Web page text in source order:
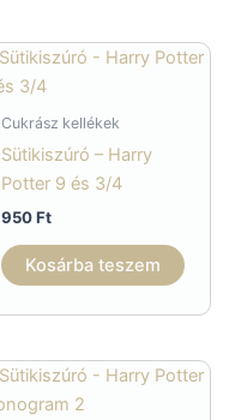
Cukrász kellékek
Sütikiszúró – Harry
Potter 9 és 3/4
950Ft
Kosárba teszem